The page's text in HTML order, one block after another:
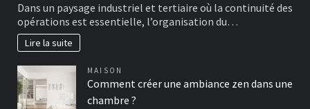
Dans un paysage industriel et tertiaire où la continuité des
opérations est essentielle, l’organisation du…
Lire la suite
MAISON
Comment créer une ambiance zen dans une
chambre ?